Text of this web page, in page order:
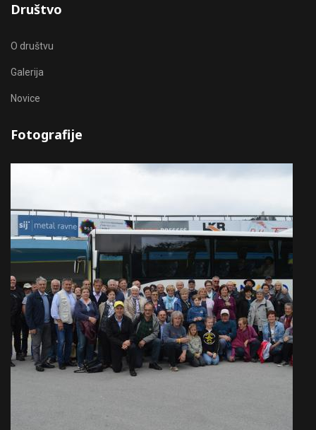
Društvo
O društvu
Galerija
Novice
Fotografije